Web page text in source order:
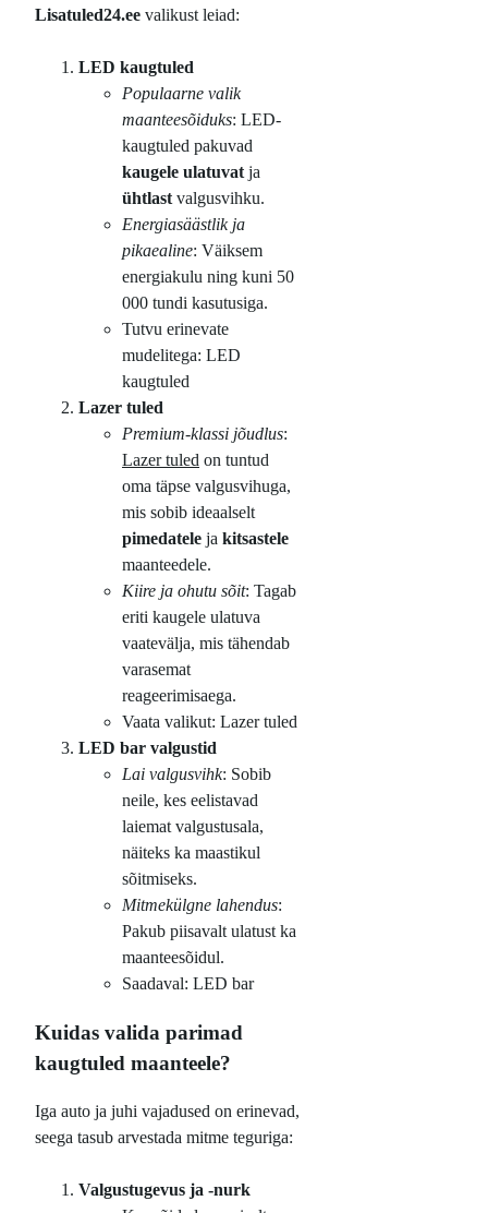
Lisatuled24.ee valikust leiad:
LED kaugtuled
Populaarne valik
maanteesõiduks: LED-
kaugtuled pakuvad
kaugele ulatuvat ja
ühtlast valgusvihku.
Energiasäästlik ja
pikaealine: Väiksem
energiakulu ning kuni 50
000 tundi kasutusiga.
Tutvu erinevate
mudelitega: LED
kaugtuled
Lazer tuled
Premium-klassi jõudlus:
Lazer tuled on tuntud
oma täpse valgusvihuga,
mis sobib ideaalselt
pimedatele ja kitsastele
maanteedele.
Kiire ja ohutu sõit: Tagab
eriti kaugele ulatuva
vaatevälja, mis tähendab
varasemat
reageerimisaega.
Vaata valikut: Lazer tuled
LED bar valgustid
Lai valgusvihk: Sobib
neile, kes eelistavad
laiemat valgustusala,
näiteks ka maastikul
sõitmiseks.
Mitmekülgne lahendus:
Pakub piisavalt ulatust ka
maanteesõidul.
Saadaval: LED bar
Kuidas valida parimad
kaugtuled maanteele?
Iga auto ja juhi vajadused on erinevad,
seega tasub arvestada mitme teguriga:
Valgustugevus ja -nurk